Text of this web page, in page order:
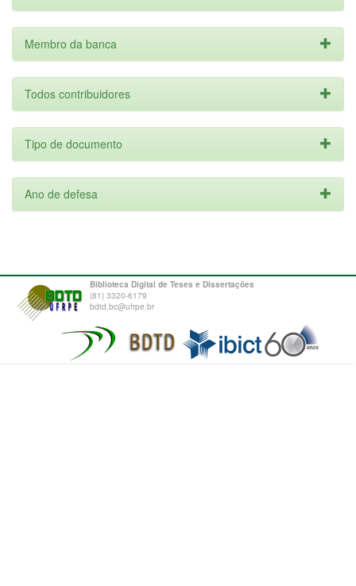
Membro da banca
Todos contribuidores
Tipo de documento
Ano de defesa
Biblioteca Digital de Teses e Dissertações
(81) 3320-6179
bdtd.bc@ufrpe.br